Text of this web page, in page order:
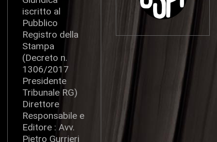
iscritto al
Pubblico
Registro della
Stampa
(Decreto n.
1306/2017
Presidente
Tribunale RG)
Direttore
Responsabile e
Editore : Avv.
Pietro Gurrieri